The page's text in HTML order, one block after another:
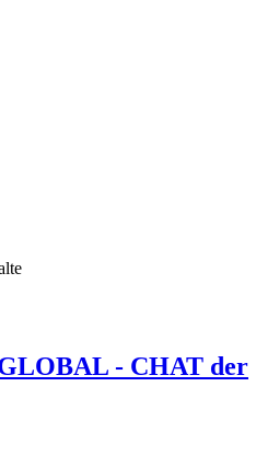
- CHAT der